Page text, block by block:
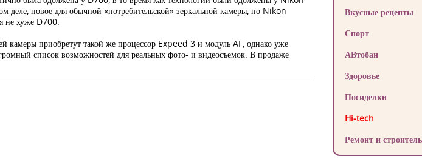
новое для обычной «потребительской» зеркальной камеры, но Nikon
не хуже D700.
приобретут такой же процессор Expeed 3 и модуль AF, однако уже
список возможностей для реальных фото- и видеосъемок. В продаже
Вкусные рецепты
Спорт
АВтобан
Здоровье
Посиделки
Hi-tech
Ремонт и